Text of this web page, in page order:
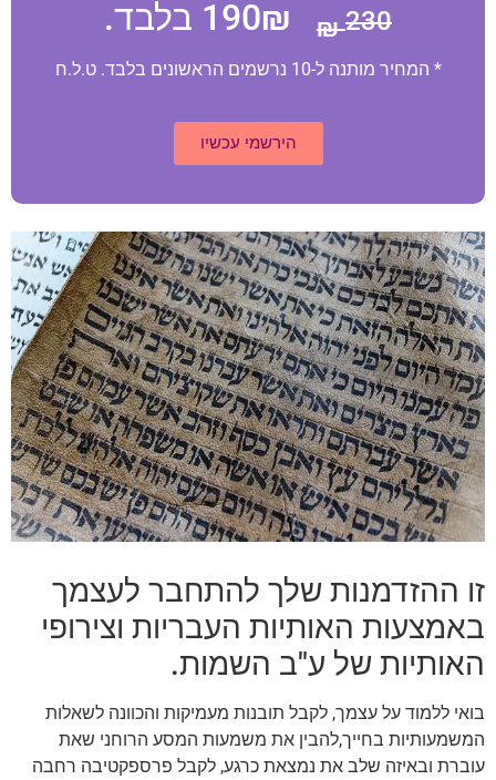
230 ₪
* המחיר מותנה ל-10 נרשמים הראשונים בלבד. ט.ל.ח
הירשמי עכשיו
זו ההזדמנות שלך להתחבר לעצמך
באמצעות האותיות העבריות וצירופי
האותיות של ע"ב השמות.
בואי ללמוד על עצמך, לקבל תובנות מעמיקות והכוונה לשאלות
המשמעותיות בחייך,להבין את משמעות המסע הרוחני שאת
עוברת ובאיזה שלב את נמצאת כרגע, לקבל פרספקטיבה רחבה